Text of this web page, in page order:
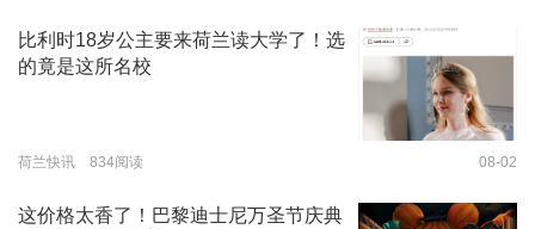
比利时18岁公主要来荷兰读大学了！选
的竟是这所名校
荷兰快讯 834阅读 08-02
这价格太香了！巴黎迪士尼万圣节庆典